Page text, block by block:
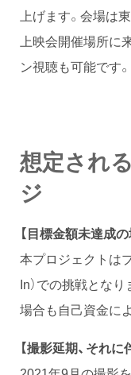
上げます。会場は
上映会開催場所に
ン視聴も可能です。
想定され
ジ
【目標金額未達成の
本プロジェクトは
In）での挑戦とな
場合も自己資金に
【撮影延期、それ